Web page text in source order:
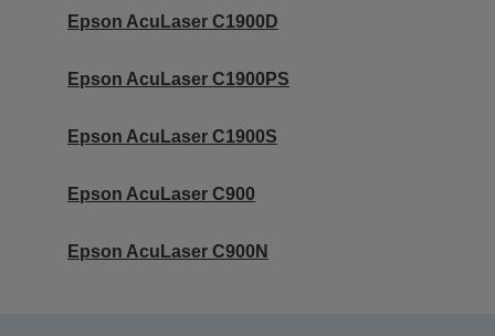
Epson AcuLaser C1900D
Epson AcuLaser C1900PS
Epson AcuLaser C1900S
Epson AcuLaser C900
Epson AcuLaser C900N